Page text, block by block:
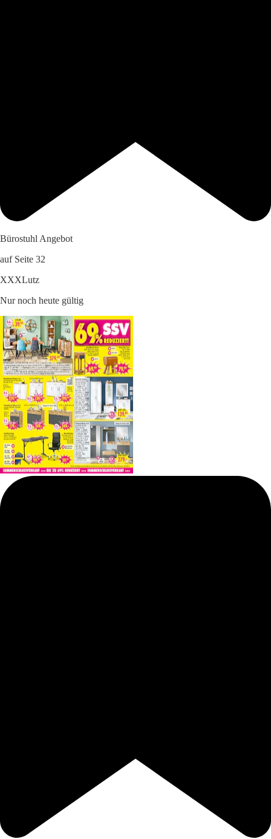
Bürostuhl Angebot
auf Seite 32
XXXLutz
Nur noch heute gültig